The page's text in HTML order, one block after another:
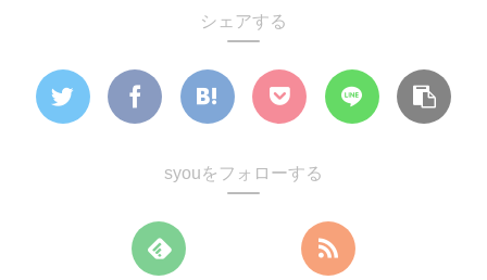
シェアする
syouをフォローする